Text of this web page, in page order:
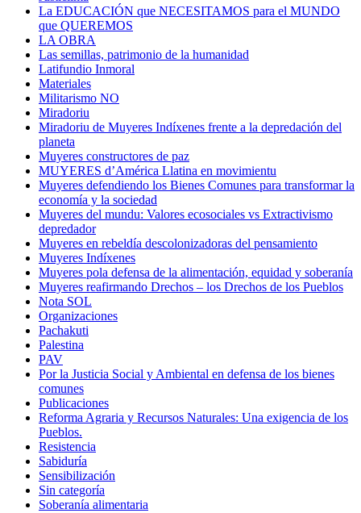
La EDUCACIÓN que NECESITAMOS para el MUNDO
que QUEREMOS
LA OBRA
Las semillas, patrimonio de la humanidad
Latifundio Inmoral
Materiales
Militarismo NO
Miradoriu
Miradoriu de Muyeres Indíxenes frente a la depredación del
planeta
Muyeres constructores de paz
MUYERES d’América Llatina en movimientu
Muyeres defendiendo los Bienes Comunes para transformar la
economía y la sociedad
Muyeres del mundu: Valores ecosociales vs Extractivismo
depredador
Muyeres en rebeldía descolonizadoras del pensamiento
Muyeres Indíxenes
Muyeres pola defensa de la alimentación, equidad y soberanía
Muyeres reafirmando Drechos – los Drechos de los Pueblos
Nota SOL
Organizaciones
Pachakuti
Palestina
PAV
Por la Justicia Social y Ambiental en defensa de los bienes
comunes
Publicaciones
Reforma Agraria y Recursos Naturales: Una exigencia de los
Pueblos.
Resistencia
Sabiduría
Sensibilización
Sin categoría
Soberanía alimentaria